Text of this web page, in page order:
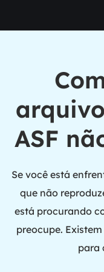
ASF
Se você está
que não
está procurando
preocupe.
para